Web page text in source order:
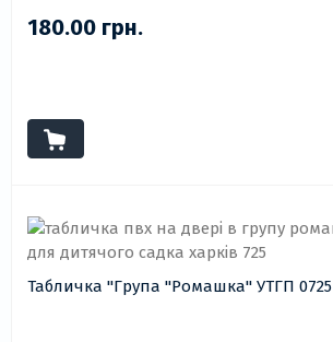
180.00 грн.
Табличка "Група "Ромашка" УТГП 0725